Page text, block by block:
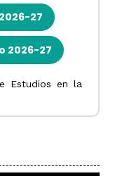
27
2026-27
Estudios en la